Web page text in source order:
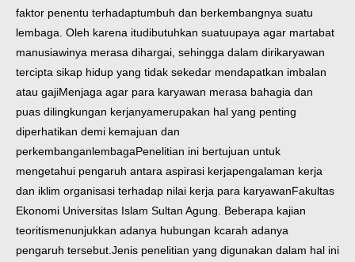
faktor penentu terhadaptumbuh dan berkembangnya suatu
lembaga. Oleh karena itudibutuhkan suatuupaya agar martabat
manusiawinya merasa dihargai, sehingga dalam dirikaryawan
tercipta sikap hidup yang tidak sekedar mendapatkan imbalan
atau gajiMenjaga agar para karyawan merasa bahagia dan
puas dilingkungan kerjanyamerupakan hal yang penting
diperhatikan demi kemajuan dan
perkembanganlembagaPenelitian ini bertujuan untuk
mengetahui pengaruh antara aspirasi kerjapengalaman kerja
dan iklim organisasi terhadap nilai kerja para karyawanFakultas
Ekonomi Universitas Islam Sultan Agung. Beberapa kajian
teoritismenunjukkan adanya hubungan kcarah adanya
pengaruh tersebut. Jenis penelitian yang digunakan dalam hal ini